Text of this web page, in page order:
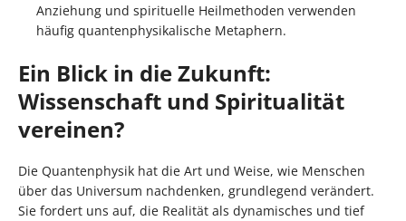
Anziehung und spirituelle Heilmethoden verwenden
häufig quantenphysikalische Metaphern.
Ein Blick in die Zukunft:
Wissenschaft und Spiritualität
vereinen?
Die Quantenphysik hat die Art und Weise, wie Menschen
über das Universum nachdenken, grundlegend verändert.
Sie fordert uns auf, die Realität als dynamisches und tief